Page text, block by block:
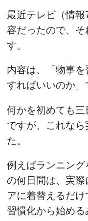
最近テレビ（情
容だったので、そ
す。
内容は、「物事
すればいいのか」
何かを初めても
ですが、これな
た。
例えばランニン
の何日間は、実
アに着替えるだ
習慣化から始める